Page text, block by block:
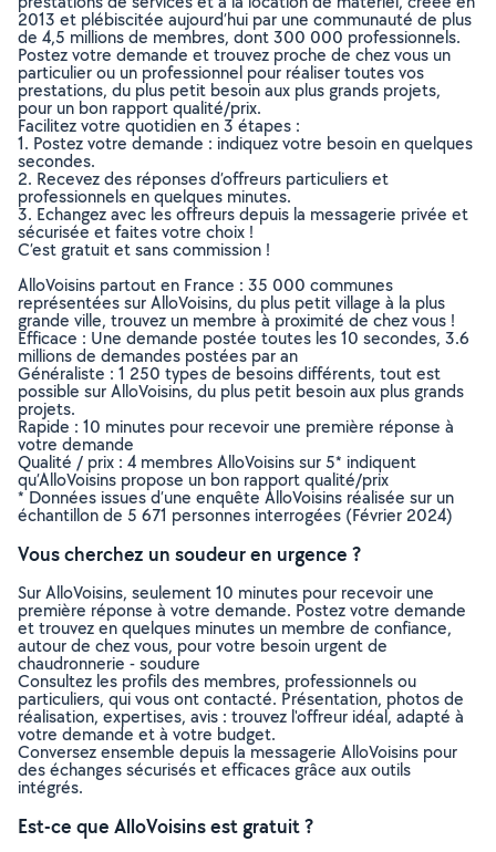
2013 et plébiscitée aujourd’hui par une communauté de plus
de 4,5 millions de membres, dont 300 000 professionnels.
Postez votre demande et trouvez proche de chez vous un
particulier ou un professionnel pour réaliser toutes vos
prestations, du plus petit besoin aux plus grands projets,
pour un bon rapport qualité/prix.
Facilitez votre quotidien en 3 étapes :
1. Postez votre demande : indiquez votre besoin en quelques
secondes.
2. Recevez des réponses d’offreurs particuliers et
professionnels en quelques minutes.
3. Echangez avec les offreurs depuis la messagerie privée et
sécurisée et faites votre choix !
C’est gratuit et sans commission !
AlloVoisins partout en France : 35 000 communes
représentées sur AlloVoisins, du plus petit village à la plus
grande ville, trouvez un membre à proximité de chez vous !
Efficace : Une demande postée toutes les 10 secondes, 3.6
millions de demandes postées par an
Généraliste : 1 250 types de besoins différents, tout est
possible sur AlloVoisins, du plus petit besoin aux plus grands
projets.
Rapide : 10 minutes pour recevoir une première réponse à
votre demande
Qualité / prix : 4 membres AlloVoisins sur 5* indiquent
qu’AlloVoisins propose un bon rapport qualité/prix
* Données issues d’une enquête AlloVoisins réalisée sur un
échantillon de 5 671 personnes interrogées (Février 2024)
Vous cherchez un soudeur en urgence ?
Sur AlloVoisins, seulement 10 minutes pour recevoir une
première réponse à votre demande. Postez votre demande
et trouvez en quelques minutes un membre de confiance,
autour de chez vous, pour votre besoin urgent de
chaudronnerie - soudure
Consultez les profils des membres, professionnels ou
particuliers, qui vous ont contacté. Présentation, photos de
réalisation, expertises, avis : trouvez l'offreur idéal, adapté à
votre demande et à votre budget.
Conversez ensemble depuis la messagerie AlloVoisins pour
des échanges sécurisés et efficaces grâce aux outils
intégrés.
Est-ce que AlloVoisins est gratuit ?